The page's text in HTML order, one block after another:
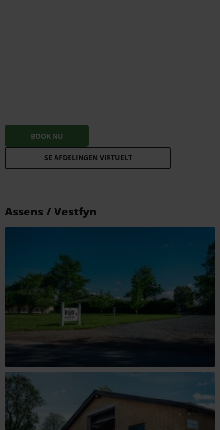
BOOK NU
SE AFDELINGEN VIRTUELT
Assens / Vestfyn